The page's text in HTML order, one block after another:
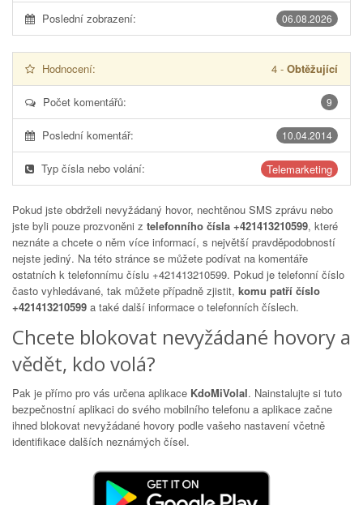
06.08.2026
Poslední zobrazení:
Hodnocení: 4 - Obtěžující
9
Počet komentářů:
10.04.2014
Poslední komentář:
Telemarketing
Typ čísla nebo volání:
Pokud jste obdrželi nevyžádaný hovor, nechtěnou SMS zprávu nebo
jste byli pouze prozvoněni z telefonního čísla +421413210599, které
neznáte a chcete o něm více informací, s největší pravděpodobností
nejste jediný. Na této stránce se můžete podívat na komentáře
ostatních k telefonnímu číslu +421413210599. Pokud je telefonní číslo
často vyhledávané, tak můžete případně zjistit, komu patří číslo
+421413210599 a také další informace o telefonních číslech.
Chcete blokovat nevyžádané hovory a
vědět, kdo volá?
Pak je přímo pro vás určena aplikace KdoMiVolal. Nainstalujte si tuto
bezpečnostní aplikaci do svého mobilního telefonu a aplikace začne
ihned blokovat nevyžádané hovory podle vašeho nastavení včetně
identifikace dalších neznámých čísel.